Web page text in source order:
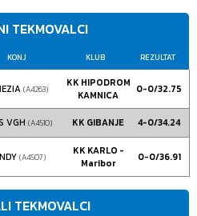
TEKMOVALCI
KONJ KLUB REZULTAT
(A4263)
KK HIPODROM
KAMNICA
0-0/32.75
VGH(A4510) KK GIBANJE 4-0/34.24
(A4507)
KK KARLO -
Maribor
0-0/36.91
TEKMOVALCI